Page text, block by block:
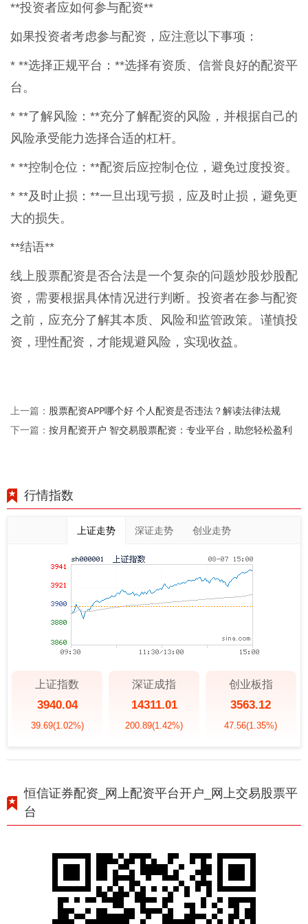
**投资者应如何参与配资**
如果投资者考虑参与配资，应注意以下事项：
* **选择正规平台：**选择有资质、信誉良好的配资平
台。
* **了解风险：**充分了解配资的风险，并根据自己的
风险承受能力选择合适的杠杆。
* **控制仓位：**配资后应控制仓位，避免过度投资。
* **及时止损：**一旦出现亏损，应及时止损，避免更
大的损失。
**结语**
线上股票配资是否合法是一个复杂的问题炒股炒股配
资，需要根据具体情况进行判断。投资者在参与配资
之前，应充分了解其本质、风险和监管政策。谨慎投
资，理性配资，才能规避风险，实现收益。
上一篇： 股票配资APP哪个好 个人配资是否违法？解读法律法规
下一篇： 按月配资开户 智交易股票配资：专业平台，助您轻松盈利
行情指数
上证走势 深证走势 创业走势
上证指数
3940.04
39.69(1.02%)
深证成指
14311.01
200.89(1.42%)
创业板指
3563.12
47.56(1.35%)
恒信证券配资_网上配资平台开户_网上交易股票平
台